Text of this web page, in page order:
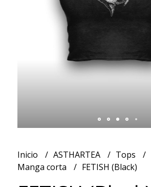
Inicio ASTHARTEA
Tops
Manga corta
FETISH (Black)